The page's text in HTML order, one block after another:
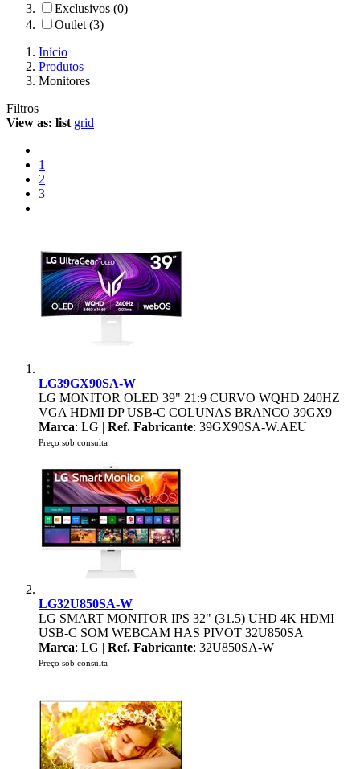
Exclusivos (0)
Outlet (3)
Início
Produtos
Monitores
Filtros
View as: list grid
1
2
3
LG39GX90SA-W
LG MONITOR OLED 39" 21:9 CURVO WQHD 240HZ
VGA HDMI DP USB-C COLUNAS BRANCO 39GX9
Marca: LG | Ref. Fabricante: 39GX90SA-W.AEU
Preço sob consulta
LG32U850SA-W
LG SMART MONITOR IPS 32" (31.5) UHD 4K HDMI
USB-C SOM WEBCAM HAS PIVOT 32U850SA
Marca: LG | Ref. Fabricante: 32U850SA-W
Preço sob consulta